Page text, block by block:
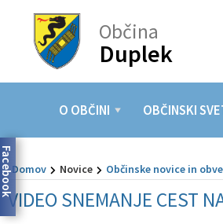
Občina
Duplek
O OBČINI OBČINSKI
FacebookDomov Novice Občinske novice in
VIDEO SNEMANJE CEST
O OBČINI
Župan
Podžupani
Občinska uprava
OBČINSKI SVET
Pristojnosti
Seje občinskega sveta
Poslovnik
INFORMACIJE
Javni razpisi in javne objave
Predpisi
Informacije javnega značaja
DEJAVNOSTI
Šolstvo
Predšolska vzgoja
Šport
TURIZEM
Gostinstvo
Lokalna ponudba
Vurko fest
LOKALNO
Javni zavodi
Društva
Gospodarski subjekti
NOVICE
Dogodki in prireditve
Lokalni utrip
Zapore cest
Za pričetek iskanja kliknite na